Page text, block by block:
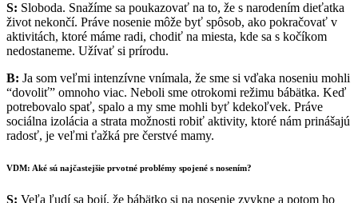
S: Sloboda. Snažíme sa poukazovať na to, že s narodením dieťatka
život nekončí. Práve nosenie môže byť spôsob, ako pokračovať v
aktivitách, ktoré máme radi, chodiť na miesta, kde sa s kočíkom
nedostaneme. Užívať si prírodu.
B: Ja som veľmi intenzívne vnímala, že sme si vďaka noseniu mohli
“dovoliť” omnoho viac. Neboli sme otrokomi režimu bábätka. Keď
potrebovalo spať, spalo a my sme mohli byť kdekoľvek. Práve
sociálna izolácia a strata možnosti robiť aktivity, ktoré nám prinášajú
radosť, je veľmi ťažká pre čerstvé mamy.
VDM: Aké sú najčastejšie prvotné problémy spojené s nosením?
S: Veľa ľudí sa bojí, že bábätko si na nosenie zvykne a potom ho